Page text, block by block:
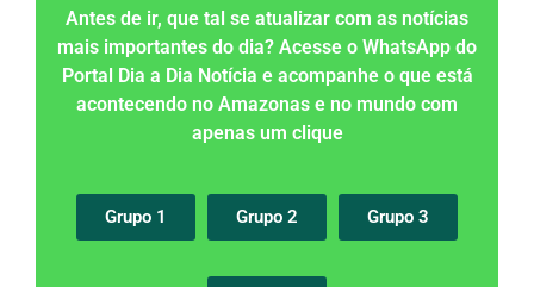
Antes de ir, que tal se atualizar com as notícias
mais importantes do dia? Acesse o WhatsApp do
Portal Dia a Dia Notícia e acompanhe o que está
acontecendo no Amazonas e no mundo com
apenas um clique
Grupo 1 Grupo 2 Grupo 3